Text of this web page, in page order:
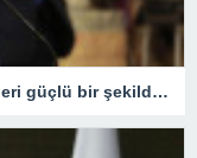
Mısır Dışişleri Bakanı: Türkiye ile ilişkileri güçlü bir şekilde yeniden kuracağımızdan eminiz